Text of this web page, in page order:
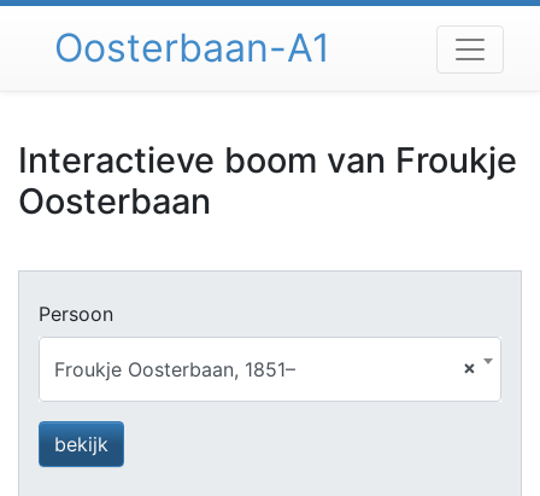
naar
Oosterbaan-A1
Interactieve boom van Froukje
Oosterbaan
Persoon
×
Froukje Oosterbaan, 1851–